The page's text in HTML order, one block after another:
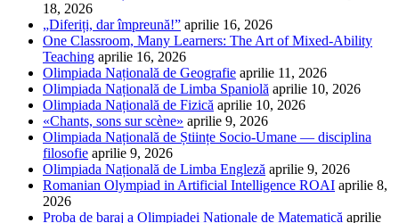
18, 2026
„Diferiți, dar împreună!” aprilie 16, 2026
One Classroom, Many Learners: The Art of Mixed-Ability
Teaching aprilie 16, 2026
Olimpiada Națională de Geografie aprilie 11, 2026
Olimpiada Națională de Limba Spaniolă aprilie 10, 2026
Olimpiada Națională de Fizică aprilie 10, 2026
«Chants, sons sur scène» aprilie 9, 2026
Olimpiada Națională de Științe Socio-Umane — disciplina
filosofie aprilie 9, 2026
Olimpiada Națională de Limba Engleză aprilie 9, 2026
Romanian Olympiad in Artificial Intelligence ROAI aprilie 8,
2026
Proba de baraj a Olimpiadei Naționale de Matematică aprilie